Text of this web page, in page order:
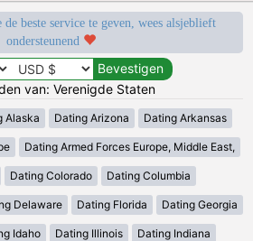
beste service te geven, wees alsjeblieft
ondersteunend
van: Verenigde Staten
Alaska Dating Arizona Dating Arkansas
Dating Armed Forces Europe, Middle East,
Dating Colorado Dating Columbia
Delaware Dating Florida Dating Georgia
Idaho Dating Illinois Dating Indiana